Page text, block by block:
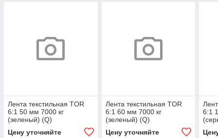
Лента текстильная TOR
6:1 50 мм 7000 кг
(зеленый) (Q)
Цену уточняйте
Лента текстильная TOR
6:1 60 мм 7000 кг
(зеленый) (Q)
Цену уточняйте
6:1